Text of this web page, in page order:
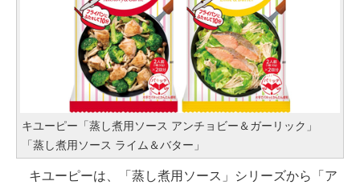
キユーピー「蒸し煮用ソース アンチョビー＆ガーリック」
「蒸し煮用ソース ライム＆バター」
キユーピーは、「蒸し煮用ソース」シリーズから「ア